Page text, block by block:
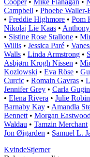
Cooper• Mike Flanagan •
Campbell • Phoebe Waller-
• Freddie Highmore • Pom
Nikolaj Lie Kaas •
• Sistine Rose Stallone •
Willis • Jessica Paré •
Walls • Linda Armstrong •
Asbjørn Krogh Nissen •
Kozlowski • Eva Röse •
Curcic • Romain Gavras •
Jennifer Grey • Carla
• Elena Rivera • Julie
Barnaby Kay • Amandla
Bennett • Morgan Eastwood
Waldau • Tamzin Merchant
Jon Øigarden • Samuel L.
KvindeStjerner